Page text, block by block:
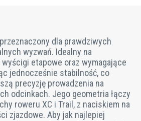
dla prawdziwych
wyzwań. Idealny na
etapowe oraz wymagające
jednocześnie stabilność, co
precyzję prowadzenia na
odcinkach. Jego geometria łączy
roweru XC i Trail, z naciskiem na
zjazdowe. Aby jak najlepiej